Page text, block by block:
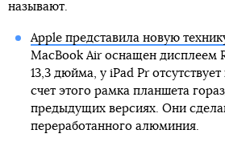
называют.
Apple представила новую
MacBook Air оснащен дисплеем
13,3 дюйма, у iPad Pr
счет этого рамка планшета
предыдущих версиях. Они
переработанного алюминия.